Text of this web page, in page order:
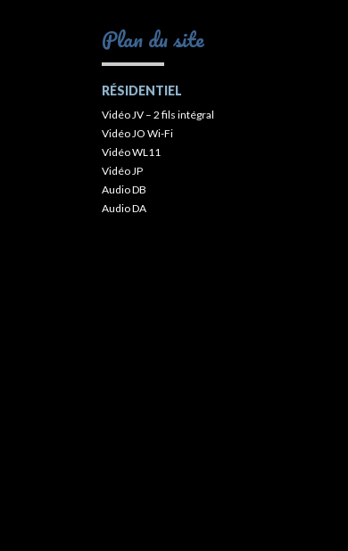
Plan du site
RÉSIDENTIEL
Vidéo JV – 2 fils intégral
Vidéo JO Wi-Fi
Vidéo WL11
Vidéo JP
Audio DB
Audio DA